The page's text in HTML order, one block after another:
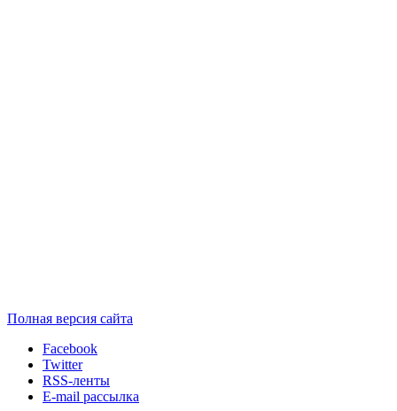
Полная версия сайта
Facebook
Twitter
RSS-ленты
E-mail рассылка